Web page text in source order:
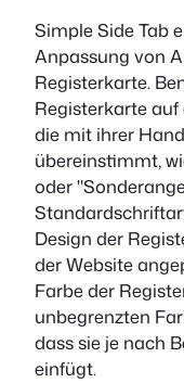
Simple Side Tab
Anpassung von
Registerkarte.
Registerkarte auf
die mit ihrer
übereinstimmt,
oder
Design der
der Website
Farbe der
unbegrenzten
dass sie je nach
einfügt.